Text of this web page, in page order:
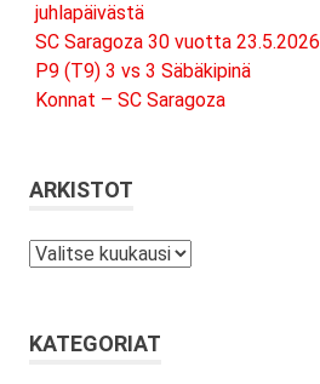
juhlapäivästä
SC Saragoza 30 vuotta 23.5.2026
P9 (T9) 3 vs 3 Säbäkipinä
Konnat – SC Saragoza
ARKISTOT
Arkistot
KATEGORIAT